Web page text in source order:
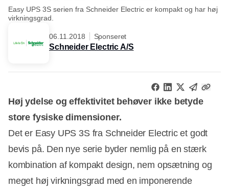
Easy UPS 3S serien fra Schneider Electric er kompakt og har høj
virkningsgrad.
06.11.2018 Sponseret
Schneider Electric A/S
Høj ydelse og effektivitet behøver ikke betyde
store fysiske dimensioner.
Det er Easy UPS 3S fra Schneider Electric et godt
bevis på. Den nye serie byder nemlig på en stærk
kombination af kompakt design, nem opsætning og
meget høj virkningsgrad med en imponerende